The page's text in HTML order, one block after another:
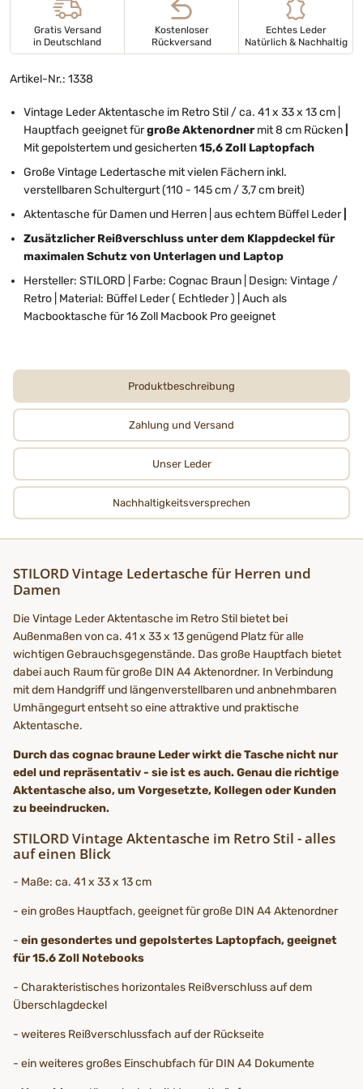
Gratis Versand
in Deutschland
Kostenloser
Rückversand
Echtes Leder
Natürlich & Nachhaltig
Artikel-Nr.: 1338
Vintage Leder Aktentasche im Retro Stil / ca. 41 x 33 x 13 cm |
Hauptfach geeignet fürgroße Aktenordnermit 8 cm Rücken
Mit gepolstertem und gesicherten15,6 Zoll Laptopfach
Große Vintage Ledertasche mit vielen Fächern inkl.
verstellbaren Schultergurt (110 - 145 cm / 3,7 cm breit)
Aktentasche für Damen und Herren | aus echtem Büffel Leder|
Zusätzlicher Reißverschluss unter dem Klappdeckel für
maximalen Schutz von Unterlagen und Laptop
Hersteller: STILORD | Farbe: Cognac Braun | Design: Vintage /
Retro | Material: Büffel Leder ( Echtleder ) | Auch als
Macbooktasche für 16 Zoll Macbook Pro geeignet
Produktbeschreibung
Zahlung und Versand
Unser Leder
Nachhaltigkeits­­­versprechen
STILORD Vintage Ledertasche für Herren und
Damen
Die Vintage Leder Aktentasche im Retro Stil bietet bei
Außenmaßen von ca. 41 x 33 x 13 genügend Platz für alle
wichtigen Gebrauchsgegenstände. Das große Hauptfach bietet
dabei auch Raum für große DIN A4 Aktenordner. In Verbindung
mit dem Handgriff und längenverstellbaren und anbnehmbaren
Umhängegurt entseht so eine attraktive und praktische
Aktentasche.
Durch das cognac braune Leder wirkt die Tasche nicht nur
edel und repräsentativ - sie ist es auch. Genau die richtige
Aktentasche also, um Vorgesetzte, Kollegen oder Kunden
zu beeindrucken.
STILORD Vintage Aktentasche im Retro Stil - alles
auf einen Blick
- Maße: ca. 41 x 33 x 13 cm
- ein großes Hauptfach, geeignet für große DIN A4 Aktenordner
- ein gesondertes und gepolstertes Laptopfach, geeignet
für 15.6 Zoll Notebooks
- Charakteristisches horizontales Reißverschluss auf dem
Überschlagdeckel
- weiteres Reißverschlussfach auf der Rückseite
- ein weiteres großes Einschubfach für DIN A4 Dokumente